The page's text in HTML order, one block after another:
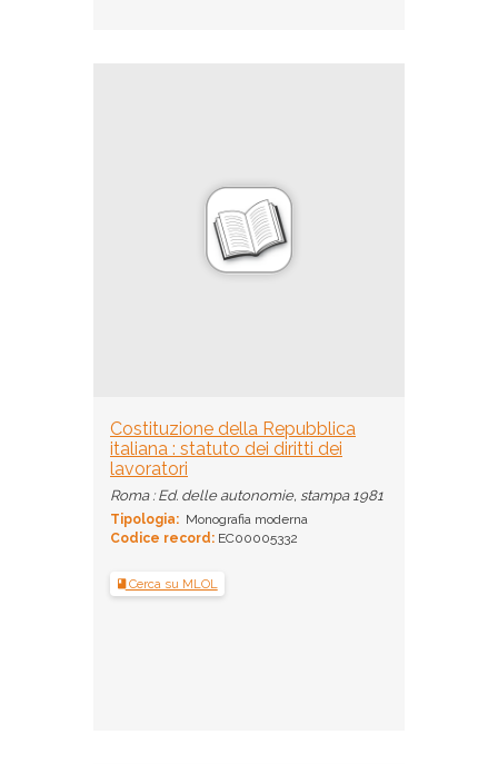
Costituzione della Repubblica
italiana : statuto dei diritti dei
lavoratori
Roma : Ed. delle autonomie, stampa 1981
Tipologia: Monografia moderna
Codice record: EC00005332
Cerca su MLOL